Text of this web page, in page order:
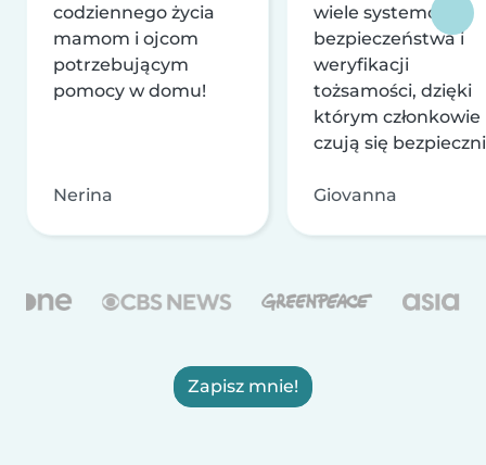
codziennego życia
mamom i ojcom
potrzebującym
pomocy w domu!
Nerina
wiele systemów
bezpieczeństwa i
weryfikacji
tożsamości, dzięki
którym członkowie
czują się
Giovanna
Zapisz mnie!